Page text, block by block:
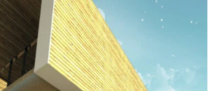
saab
teha
tootelehel.